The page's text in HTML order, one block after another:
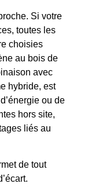
Si votre
toutes les
choisies
au bois de
avec
hybride, est
ou de
hors site,
liés au
de tout